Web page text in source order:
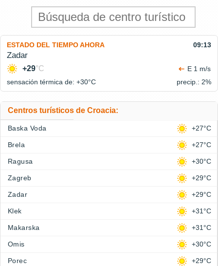
ESTADO DEL TIEMPO AHORA 09:13
Zadar
+29°C
E 1 m/s
sensación térmica de: +30°C precip.: 2%
Centros turísticos de Croacia:
Baska Voda +27°C
Brela +27°C
Ragusa +30°C
Zagreb +29°C
Zadar +29°C
Klek +31°C
Makarska +31°C
Omis +30°C
Porec +29°C